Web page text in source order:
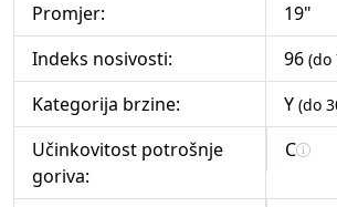
Promjer:
19"
Indeks nosivosti:
96 (do
Kategorija brzine: Y (do
Učinkovitost potrošnje
goriva:
C